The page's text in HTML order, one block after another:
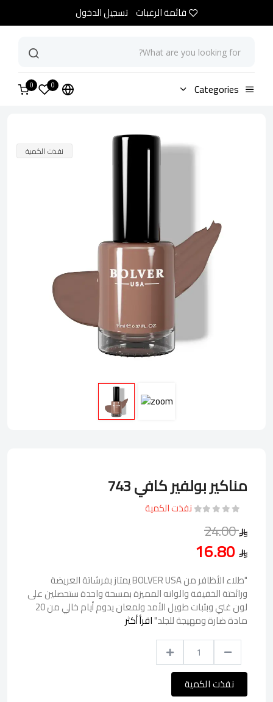
قائمة الرغبات تسجيل الدخول
Categories
0
0 الرئيسية مناكير بولفير كافي 743
نفذت الكمية
مناكير بولفير كافي 743
نفذت الكمية
24.00
"طلاء الأظافر من BOLVER USA يمتاز بفرشاتة العريضة
ورائحتة الخفيفة والوانه المميزة بمسحة واحدة ستحصلين على
لون غني وبثبات طويل الأمد ولمعان يدوم أيام خالي من 20
مادة ضارة ومهيجة للجلد"اقرأ أكثر
نفذت الكمية